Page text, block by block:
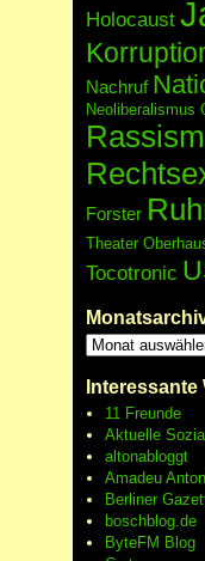
Holocaust
Nachruf
Neoliberalismus
Forster
Theater
Tocotronic
Interessante
11 Freunde
Aktuelle
altonabloggt
Amadeu
Berliner
boschblog.de
ByteFM Blog